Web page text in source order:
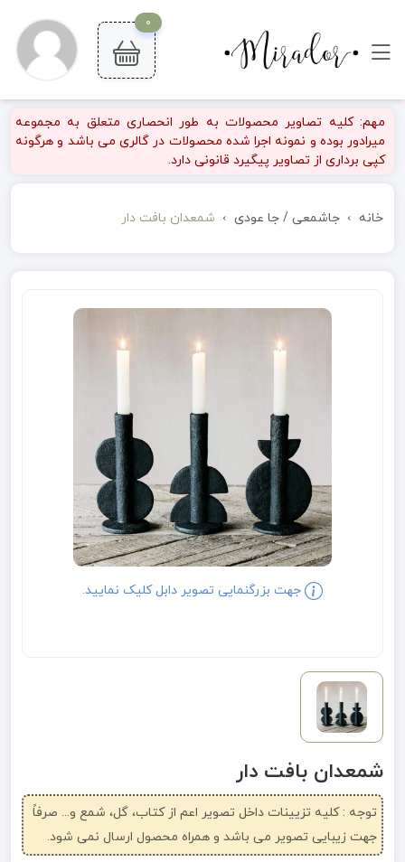
0
مهم: کلیه تصاویر محصولات به طور انحصاری متعلق به مجموعه
میرادور بوده و نمونه اجرا شده محصولات در گالری می باشد و هرگونه
کپی برداری از تصاویر پیگیرد قانونی دارد.
خانه جاشمعی / جا عودی شمعدان بافت دار
جهت بزرگنمایی تصویر دابل کلیک نمایید.
شمعدان بافت دار
توجه : کلیه تزیینات داخل تصویر اعم از کتاب، گل، شمع و... صرفاً
جهت زیبایی تصویر می باشد و همراه محصول ارسال نمی شود.